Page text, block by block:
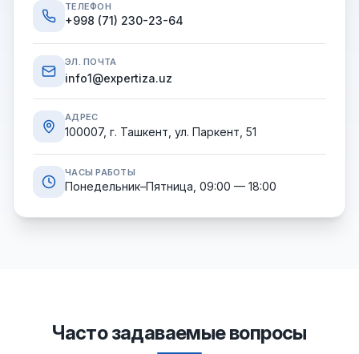
ТЕЛЕФОН
+998 (71) 230-23-64
ЭЛ. ПОЧТА
info1@expertiza.uz
АДРЕС
100007, г. Ташкент, ул. Паркент, 51
ЧАСЫ РАБОТЫ
Понедельник–Пятница, 09:00 — 18:00
Часто задаваемые вопросы